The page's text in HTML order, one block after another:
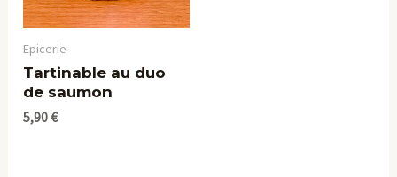
Epicerie
Tartinable au duo
de saumon
5,90€